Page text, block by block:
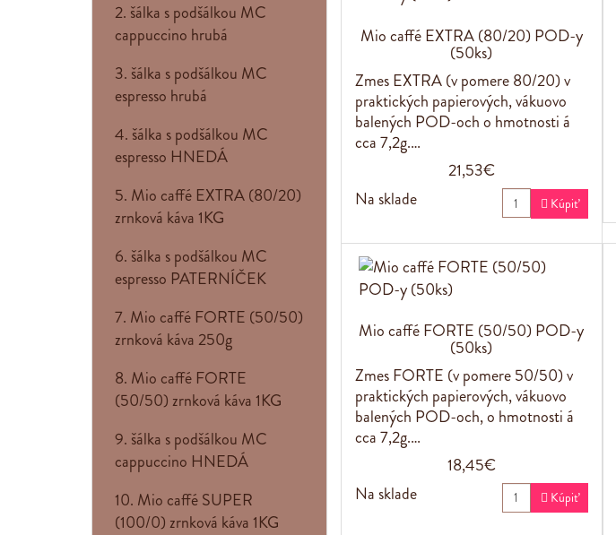
Mio caffé EXTRA (80/20) POD-y
(50ks)
Zmes EXTRA (v pomere 80/20) v
praktických papierových, vákuovo
balených POD-och o hmotnosti á
cca 7,2g.…
21,53€
Na sklade
 Kúpiť
Mio caffé FORTE (50/50) POD-y
(50ks)
Zmes FORTE (v pomere 50/50) v
praktických papierových, vákuovo
balených POD-och, o hmotnosti á
cca 7,2g.…
18,45€
Na sklade
 Kúpiť
2. šálka s podšálkou MC
cappuccino hrubá
3. šálka s podšálkou MC
espresso hrubá
4. šálka s podšálkou MC
espresso HNEDÁ
5. Mio caffé EXTRA (80/20)
zrnková káva 1KG
6. šálka s podšálkou MC
espresso PATERNÍČEK
7. Mio caffé FORTE (50/50)
zrnková káva 250g
8. Mio caffé FORTE
(50/50) zrnková káva 1KG
9. šálka s podšálkou MC
cappuccino HNEDÁ
10. Mio caffé SUPER
(100/0) zrnková káva 1KG